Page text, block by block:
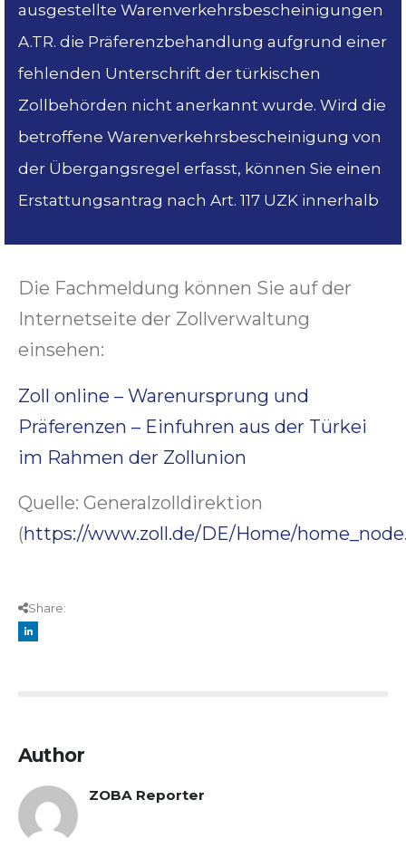
ausgestellte Warenverkehrsbescheinigungen
A.TR. die Präferenzbehandlung aufgrund einer
fehlenden Unterschrift der türkischen
Zollbehörden nicht anerkannt wurde. Wird die
betroffene Warenverkehrsbescheinigung von
der Übergangsregel erfasst, können Sie einen
Erstattungsantrag nach Art. 117 UZK innerhalb
Die Fachmeldung können Sie auf der
Internetseite der Zollverwaltung
einsehen:
Zoll online – Warenursprung und
Präferenzen – Einfuhren aus der Türkei
im Rahmen der Zollunion
Quelle: Generalzolldirektion
(https://www.zoll.de/DE/Home/
Share:
Author
ZOBA Reporter